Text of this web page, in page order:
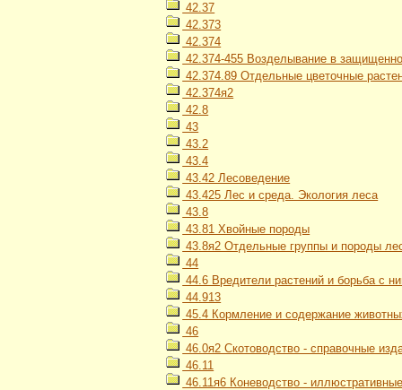
42.37
42.373
42.374
42.374-455 Возделывание в
42.374.89 Отдельные цветочные
42.374я2
42.8
43
43.2
43.4
43.42 Лесоведение
43.425 Лес и среда. Экология леса
43.8
43.81 Хвойные породы
43.8я2 Отдельные группы и породы
44
44.6 Вредители растений и борьба с
44.913
45.4 Кормление и содержание
46
46.0я2 Скотоводство - справочные
46.11
46.11я6 Коневодство -